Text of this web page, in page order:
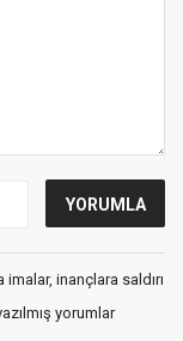
inançlara saldırı
yorumlar